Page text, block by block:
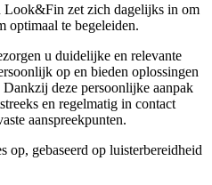
Look&Fin zet zich dagelijks in om
optimaal te begeleiden.
u duidelijke en relevante
op en bieden oplossingen
deze persoonlijke aanpak
en regelmatig in contact
aanspreekpunten.
op, gebaseerd op luisterbereidheid